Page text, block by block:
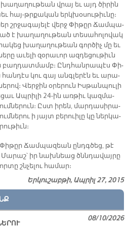
վրայ եւ այդ ծի­րին
հայ-թրքա­կան երկ­խօ­սու­թիւ­նը։
շրջա­գա­յե­լէ վերջ Փի­թըր Ճամ­պա­
է խա­ղա­ղու­թեան տե­սա­հո­լո­վակ
խա­ղա­ղու­թեան գոր­ծիչ մը եւ
ա­ւե­լի զօ­րա­ւոր ազ­դե­ցու­թիւն
բաղ­դատ­մամբ։ Ընդ­հան­րա­պէս Փի­
կու գայ անգ­լե­րէն եւ ա­րա­
Վեր­ջին օ­րե­րուն Իս­թան­պու­լի
Ապ­րի­լի 24-ին առ­թիւ կազ­մա­
Ըստ ի­րեն, մար­դա­սի­րա­
ի յայտ բե­րուի­լը կը ներ­կա­
Ճամ­պա­զեան ընդգ­ծեց, թէ
Մա­րաշ՝ իր նախ­նեաց ծննդա­վայ­րը
շնչե­լու հա­մար։
Երկուշաբթի, Ապրիլ 27, 2015
08/10/2026